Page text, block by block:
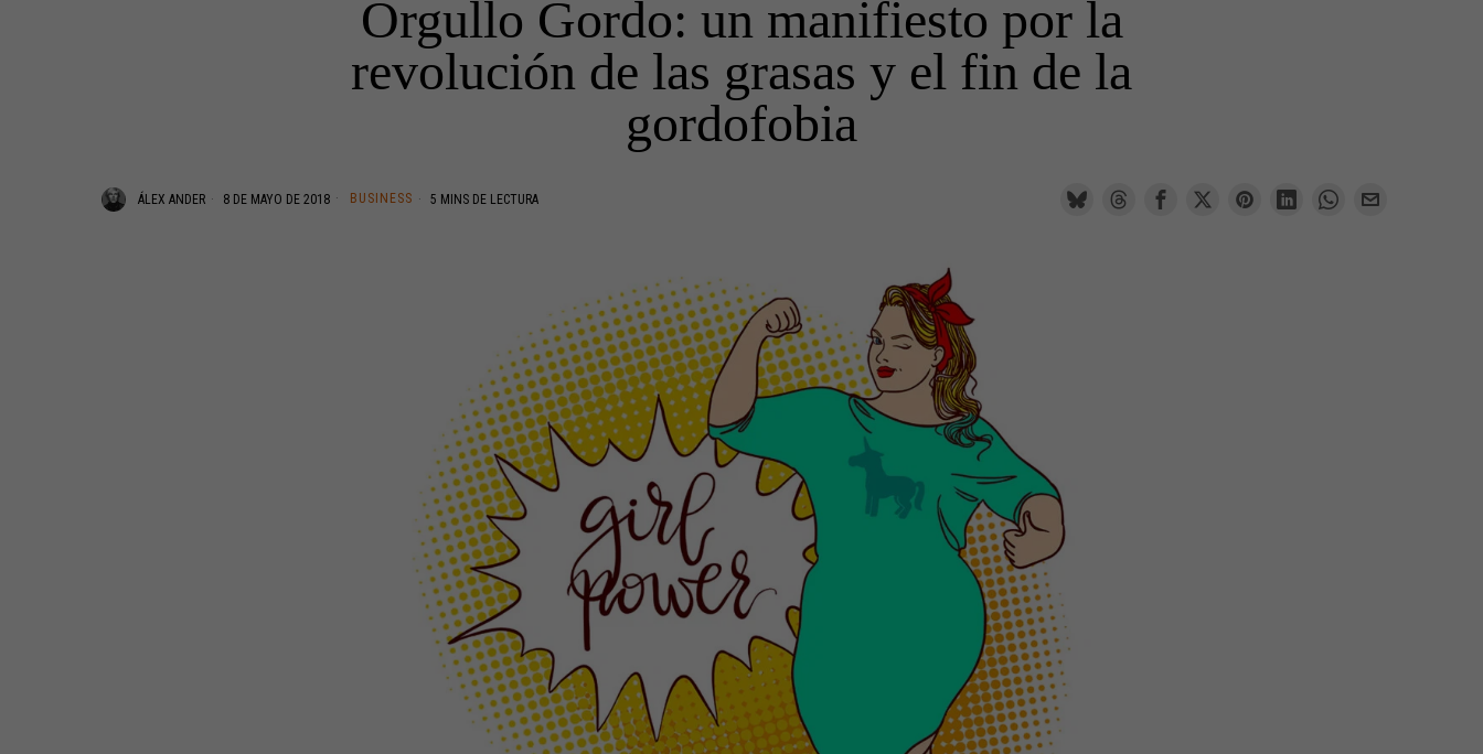
Orgullo Gordo: un manifiesto por la
revolución de las grasas y el fin de la
gordofobia
ÁLEX ANDER 8 DE MAYO DE 2018 BUSINESS 5 MINS DE LECTURA